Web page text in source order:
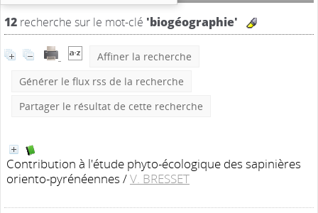
12 recherche sur le mot-clé 'biogéographie'
Affiner la recherche
Générer le flux rss de la recherche
Partager le résultat de cette recherche
Contribution à l'étude phyto-écologique des sapinières
oriento-pyrénéennes /V. BRESSET